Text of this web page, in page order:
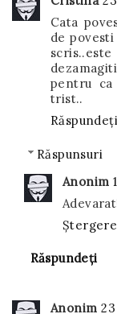
Cata
de
pentru
trist..
Răspundeți
Răspunsuri
Anonim
Ștergere
Răspundeți
Anonim